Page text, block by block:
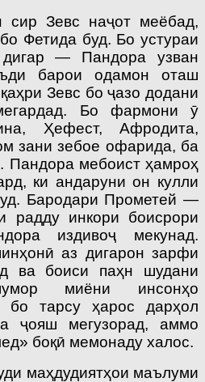
сир Зевс наҷот меёбад,
Фетида буд. Бо устураи
дигар — Пандора узван
барои одамон оташ
Зевс бо ҷазо додани
Бо фармони ӯ
Ҳефест, Афродита,
зани зебое офарида, ба
Пандора мебоист ҳамроҳ
ки андаруни он кулли
Бародари Прометей —
радду инкори боисрори
издивоҷ мекунад.
аз дигарон зарфи
ва боиси паҳн шудани
миёни инсонҳо
бо тарсу ҳарос дарҳол
ҷояш мегузорад, аммо
боқӣ мемонаду халос.
маҳдудиятҳои маълуми